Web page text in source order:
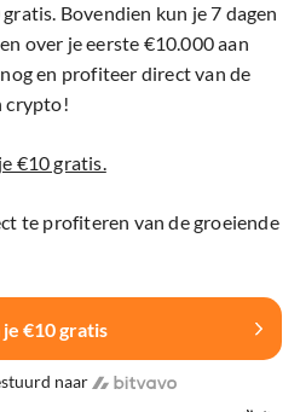
Bovendien kun je 7 dagen
over je eerste €10.000 aan
en profiteer direct van de
crypto!
€10 gratis.
te profiteren van de groeiende
je €10 gratis
naar